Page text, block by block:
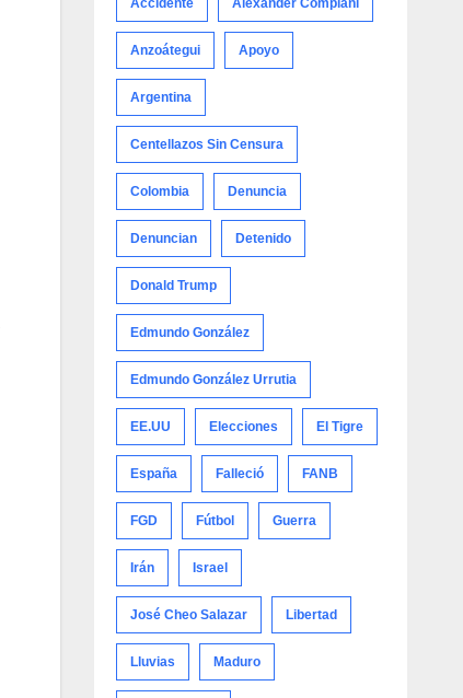
Accidente Alexander Compiani
Anzoátegui Apoyo
Argentina
Centellazos Sin Censura
Colombia Denuncia
Denuncian Detenido
Donald Trump
Edmundo González
Edmundo González Urrutia
EE.UU Elecciones El Tigre
España Falleció FANB
FGD Fútbol Guerra
Irán Israel
José Cheo Salazar Libertad
Lluvias Maduro